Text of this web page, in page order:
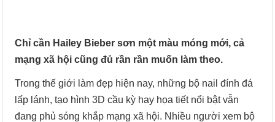
Chỉ cần Hailey Bieber sơn một màu móng mới, cả
mạng xã hội cũng đủ rần rần muốn làm theo.
Trong thế giới làm đẹp hiện nay, những bộ nail đính đá
lấp lánh, tạo hình 3D cầu kỳ hay họa tiết nổi bật vẫn
đang phủ sóng khắp mạng xã hội. Nhiều người xem bộ